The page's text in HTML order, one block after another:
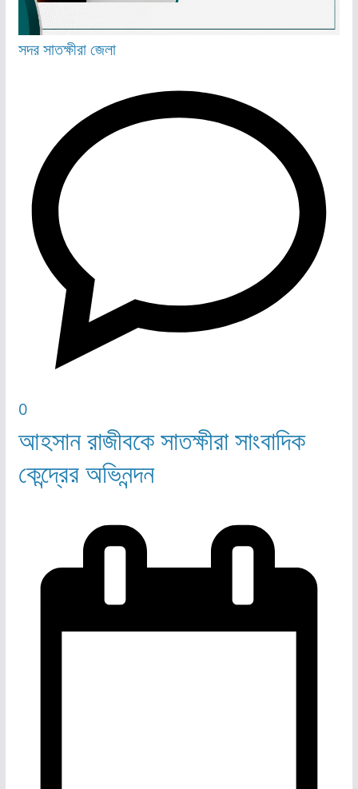
সদরসাতক্ষীরা জেলা
0
আহসান রাজীবকে সাতক্ষীরা সাংবাদিক
কেন্দ্রের অভিনন্দন